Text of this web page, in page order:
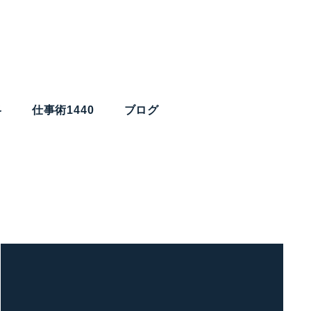
仕事術1440 ブログ